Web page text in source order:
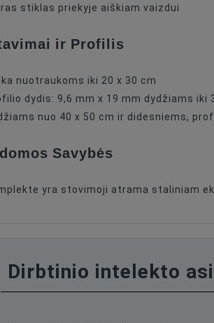
stiklas priekyje aiškiam vaizdui
ir Profilis
nuotraukoms iki 20 x 30 cm
dydis: 9,6 mm x 19 mm dydžiams iki
nuo 40 x 50 cm ir didesniems,
Savybės
yra stovimoji atrama staliniam
Dirbtinio intelekto